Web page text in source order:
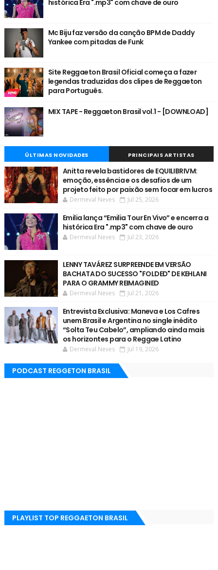
histórica Era ".mp3" com chave de ouro
Mc Biju faz versão da canção BPM de Daddy
Yankee com pitadas de Funk
Site Reggaeton Brasil Oficial começa a fazer
legendas traduzidas dos clipes de Reggaeton
para Português.
MIX TAPE - Reggaeton Brasil vol.1 - [DOWNLOAD]
ÚLTIMAS NOVIDADES PRINCIPAIS ARTISTAS
Anitta revela bastidores de EQUILIBRIVM:
emoção, essência e os desafios de um
projeto feito por paixão sem focar em lucros
Dermeval Neves Jul 25, 2026
Emilia lança “Emilia Tour En Vivo” e encerra a
histórica Era ".mp3" com chave de ouro
Dermeval Neves Jul 23, 2026
LENNY TAVÁREZ SURPREENDE EM VERSÃO
BACHATA DO SUCESSO "FOLDED" DE KEHLANI
PARA O GRAMMY REIMAGINED
Dermeval Neves Jul 21, 2026
Entrevista Exclusiva: Maneva e Los Cafres
unem Brasil e Argentina no single inédito
“Solta Teu Cabelo”, ampliando ainda mais
os horizontes para o Reggae Latino
Dermeval Neves Jul 19, 2026
PODCAST REGGETON BRASIL
PLAYLIST TOP REGGAETON BRASIL